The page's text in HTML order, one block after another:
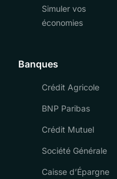
Simuler vos
économies
Banques
Crédit Agricole
BNP Paribas
Crédit Mutuel
Société Générale
Caisse d’Épargne